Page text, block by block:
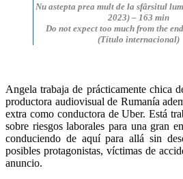
Nu astepta prea mult de la sfârsitul
2023) – 163 min
Do not expect too much from the
(Título internacional)
Angela trabaja de prácticamente chica
productora audiovisual de Rumanía
extra como conductora de Uber. Está
sobre riesgos laborales para una gran
conduciendo de aquí para allá sin
posibles protagonistas, víctimas de
anuncio.